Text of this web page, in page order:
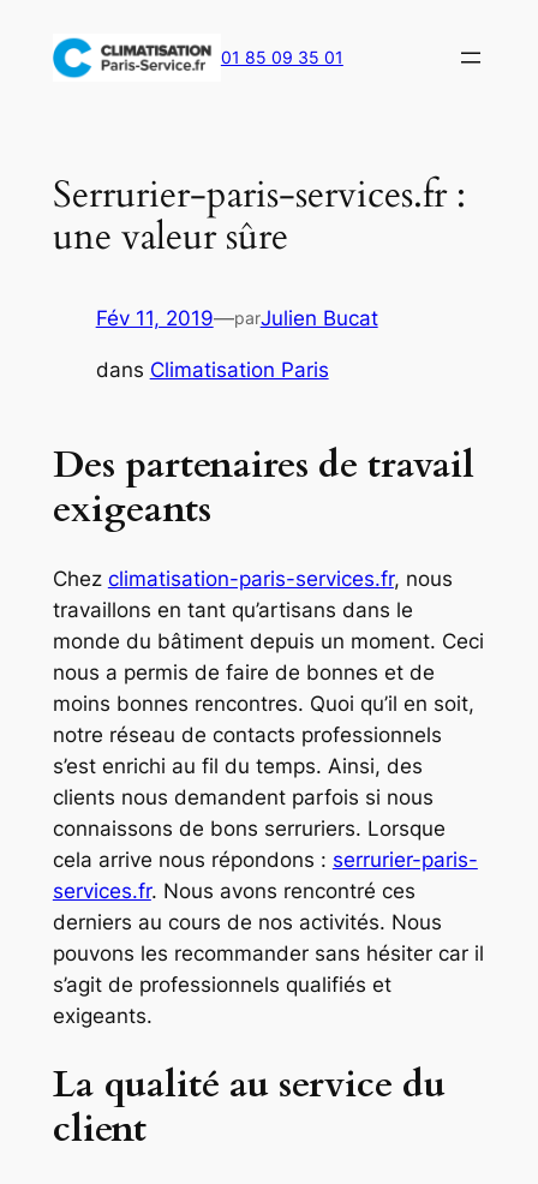
01 85 09 35 01
Serrurier-paris-services.fr :
une valeur sûre
Fév 11, 2019—parJulien Bucat
dans Climatisation Paris
Des partenaires de travail
exigeants
Chez climatisation-paris-services.fr, nous
travaillons en tant qu’artisans dans le
monde du bâtiment depuis un moment. Ceci
nous a permis de faire de bonnes et de
moins bonnes rencontres. Quoi qu’il en soit,
notre réseau de contacts professionnels
s’est enrichi au fil du temps. Ainsi, des
clients nous demandent parfois si nous
connaissons de bons serruriers. Lorsque
cela arrive nous répondons : serrurier-paris-
services.fr. Nous avons rencontré ces
derniers au cours de nos activités. Nous
pouvons les recommander sans hésiter car il
s’agit de professionnels qualifiés et
exigeants.
La qualité au service du
client